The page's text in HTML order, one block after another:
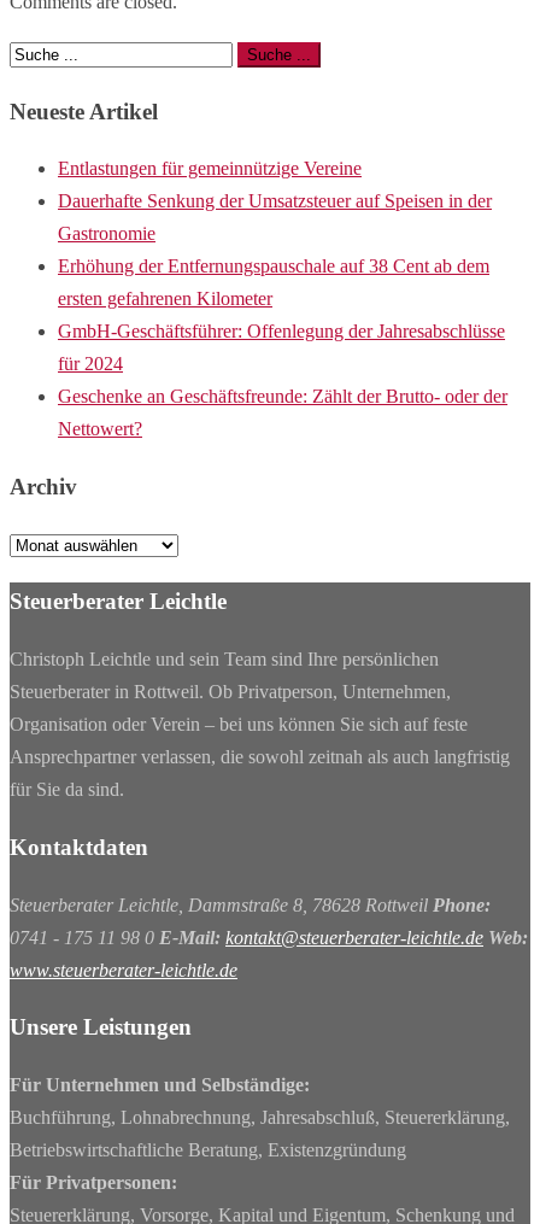
Neueste Artikel
Entlastungen für gemeinnützige Vereine
Dauerhafte Senkung der Umsatzsteuer auf Speisen in der
Gastronomie
Erhöhung der Entfernungspauschale auf 38 Cent ab dem
ersten gefahrenen Kilometer
GmbH-Geschäftsführer: Offenlegung der Jahresabschlüsse
für 2024
Geschenke an Geschäftsfreunde: Zählt der Brutto- oder der
Nettowert?
Archiv
Archiv
Steuerberater Leichtle
Christoph Leichtle und sein Team sind Ihre persönlichen
Steuerberater in Rottweil. Ob Privatperson, Unternehmen,
Organisation oder Verein – bei uns können Sie sich auf feste
Ansprechpartner verlassen, die sowohl zeitnah als auch langfristig
für Sie da sind.
Kontaktdaten
Steuerberater Leichtle, Dammstraße 8, 78628 Rottweil Phone:
0741 - 175 11 98 0 E-Mail: kontakt@steuerberater-leichtle.de Web:
www.steuerberater-leichtle.de
Unsere Leistungen
Für Unternehmen und Selbständige:
Buchführung, Lohnabrechnung, Jahresabschluß, Steuererklärung,
Betriebswirtschaftliche Beratung, Existenzgründung
Für Privatpersonen:
Steuererklärung, Vorsorge, Kapital und Eigentum, Schenkung und